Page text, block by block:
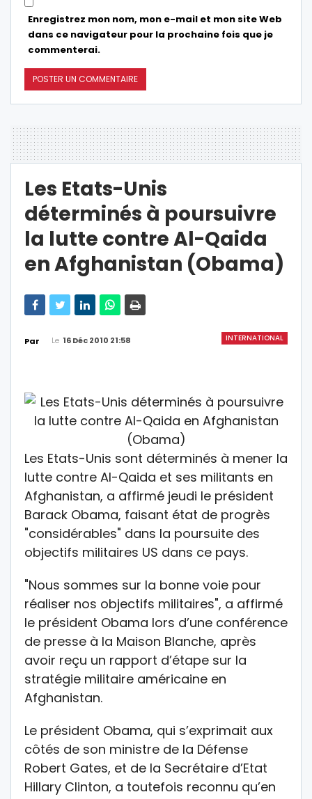
Enregistrez mon nom, mon e-mail et mon site Web
dans ce navigateur pour la prochaine fois que je
commenterai.
Les Etats-Unis
déterminés à poursuivre
la lutte contre Al-Qaida
en Afghanistan (Obama)
INTERNATIONAL
Par Le 16 Déc 2010 21:58
Les Etats-Unis sont déterminés à mener la
lutte contre Al-Qaida et ses militants en
Afghanistan, a affirmé jeudi le président
Barack Obama, faisant état de progrès
"considérables" dans la poursuite des
objectifs militaires US dans ce pays.
"Nous sommes sur la bonne voie pour
réaliser nos objectifs militaires", a affirmé
le président Obama lors d’une conférence
de presse à la Maison Blanche, après
avoir reçu un rapport d’étape sur la
stratégie militaire américaine en
Afghanistan.
Le président Obama, qui s’exprimait aux
côtés de son ministre de la Défense
Robert Gates, et de la Secrétaire d’Etat
Hillary Clinton, a toutefois reconnu qu’en